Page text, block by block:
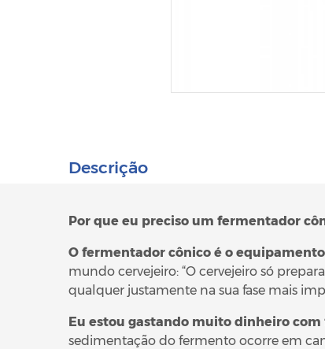
Descrição
Por que eu preciso um fermentador
O fermentador cônico é o
mundo cervejeiro: “O cervejeiro só
qualquer justamente na sua fase mais
Eu estou gastando muito dinheiro
sedimentação do fermento ocorre em